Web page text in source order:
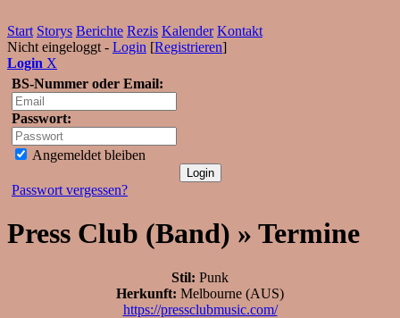
Start Storys Berichte Rezis Kalender Kontakt
Nicht eingeloggt - Login [Registrieren]
Login X
BS-Nummer oder Email:
Passwort:
Angemeldet bleiben
Passwort vergessen?
Press Club (Band) » Termine
Stil: Punk
Herkunft: Melbourne (AUS)
https://pressclubmusic.com/